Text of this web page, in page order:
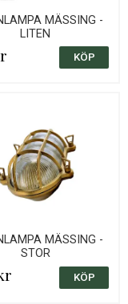
MÄSSING -
LITEN
MÄSSING -
STOR